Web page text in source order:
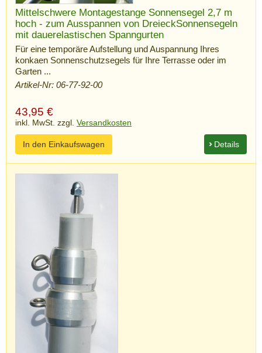
Mittelschwere Montagestange Sonnensegel 2,7 m
hoch - zum Ausspannen von DreieckSonnensegeln
mit dauerelastischen Spanngurten
Für eine temporäre Aufstellung und Auspannung Ihres
konkaen Sonnenschutzsegels für Ihre Terrasse oder im
Garten ...
Artikel-Nr: 06-77-92-00
43,95 €
inkl. MwSt. zzgl. Versandkosten
Details
In den Einkaufswagen